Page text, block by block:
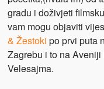
gradu i doživjeti
vam mogu objaviti
& Žestoki po prvi puta
Zagrebu i to na
Velesajma.